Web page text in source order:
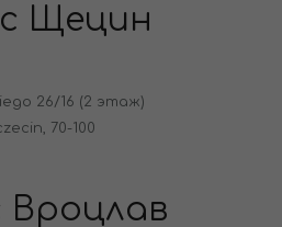
Щецин
26/16 (2 этаж)
70-100